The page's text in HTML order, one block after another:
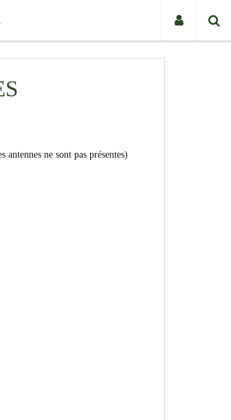
antennes ne sont pas présentes)